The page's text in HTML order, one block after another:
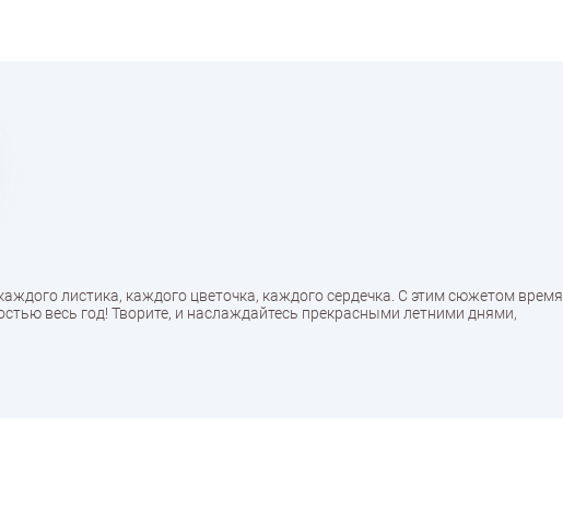
листика, каждого цветочка, каждого сердечка. С этим сюжетом время
весь год! Творите, и наслаждайтесь прекрасными летними днями,